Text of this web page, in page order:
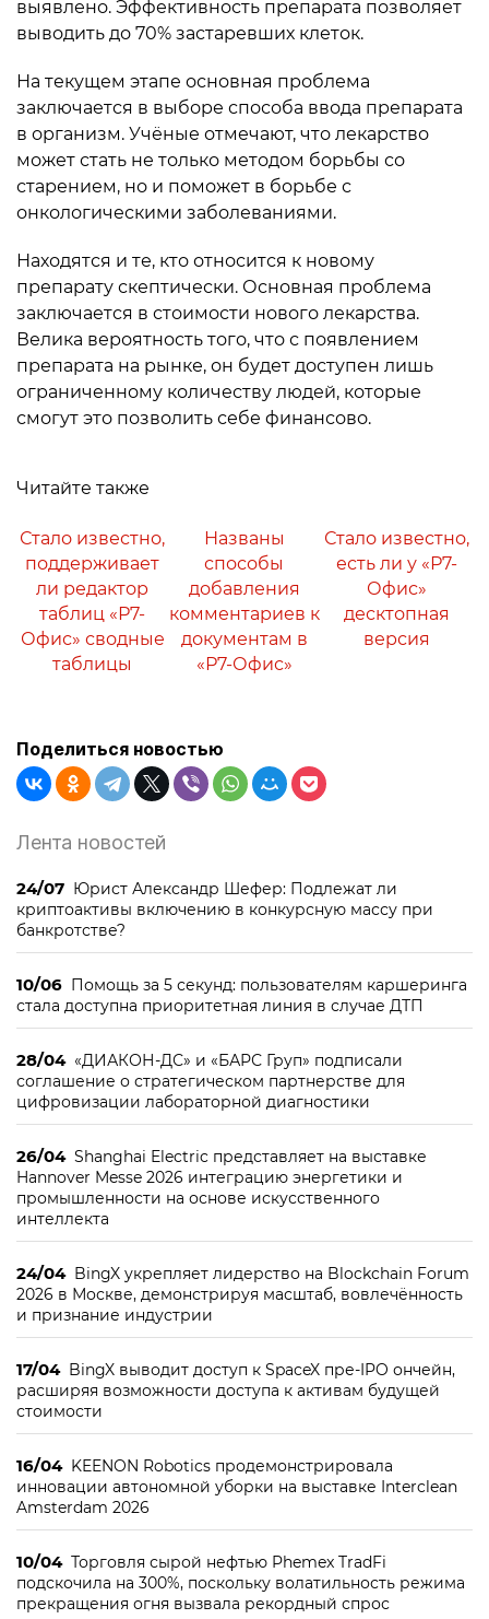
выявлено. Эффективность препарата позволяет
выводить до 70% застаревших клеток.
На текущем этапе основная проблема
заключается в выборе способа ввода препарата
в организм. Учёные отмечают, что лекарство
может стать не только методом борьбы со
старением, но и поможет в борьбе с
онкологическими заболеваниями.
Находятся и те, кто относится к новому
препарату скептически. Основная проблема
заключается в стоимости нового лекарства.
Велика вероятность того, что с появлением
препарата на рынке, он будет доступен лишь
ограниченному количеству людей, которые
смогут это позволить себе финансово.
Читайте также
Стало известно,
поддерживает
ли редактор
таблиц «Р7-
Офис» сводные
таблицы
Названы
способы
добавления
комментариев к
документам в
«Р7-Офис»
Стало известно,
есть ли у «Р7-
Офис»
десктопная
версия
Поделиться новостью
Лента новостей
24/07 Юрист Александр Шефер: Подлежат ли
криптоактивы включению в конкурсную массу при
банкротстве?
10/06 Помощь за 5 секунд: пользователям каршеринга
стала доступна приоритетная линия в случае ДТП
28/04 «ДИАКОН-ДС» и «БАРС Груп» подписали
соглашение о стратегическом партнерстве для
цифровизации лабораторной диагностики
26/04 Shanghai Electric представляет на выставке
Hannover Messe 2026 интеграцию энергетики и
промышленности на основе искусственного
интеллекта
24/04 BingX укрепляет лидерство на Blockchain Forum
2026 в Москве, демонстрируя масштаб, вовлечённость
и признание индустрии
17/04 BingX выводит доступ к SpaceX пре-IPO ончейн,
расширяя возможности доступа к активам будущей
стоимости
16/04 KEENON Robotics продемонстрировала
инновации автономной уборки на выставке Interclean
Amsterdam 2026
10/04 Торговля сырой нефтью Phemex TradFi
подскочила на 300%, поскольку волатильность режима
прекращения огня вызвала рекордный спрос